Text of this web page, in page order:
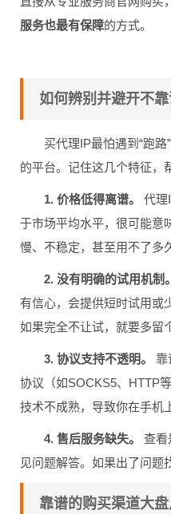
服务也最有保障的方式。
如何辨别并避开不靠
买代理IP最怕遇到“跑
的平台。记住这几个特征，
1. 价格低得离谱。
代理
于市场平均水平，很可能意
慢、不稳定，甚至用不了多
2. 没有明确的试用机制。
有信心，会提供短时试用或
如果完全不让试，就要多留
3. 协议支持不透明。
靠
协议（如SOCKS5、HTTP
技术不成熟，导致你在手机
4. 售后服务缺失。
查看
见问题解答。如果出了问题
靠谱的购买渠道大